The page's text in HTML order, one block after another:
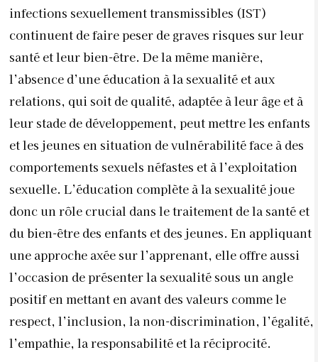
infections sexuellement transmissibles (IST)
continuent de faire peser de graves risques sur leur
santé et leur bien-être. De la même manière,
l’absence d’une éducation à la sexualité et aux
relations, qui soit de qualité, adaptée à leur âge et à
leur stade de développement, peut mettre les enfants
et les jeunes en situation de vulnérabilité face à des
comportements sexuels néfastes et à l’exploitation
sexuelle. L’éducation complète à la sexualité joue
donc un rôle crucial dans le traitement de la santé et
du bien-être des enfants et des jeunes. En appliquant
une approche axée sur l’apprenant, elle offre aussi
l’occasion de présenter la sexualité sous un angle
positif en mettant en avant des valeurs comme le
respect, l’inclusion, la non-discrimination, l’égalité,
l’empathie, la responsabilité et la réciprocité.